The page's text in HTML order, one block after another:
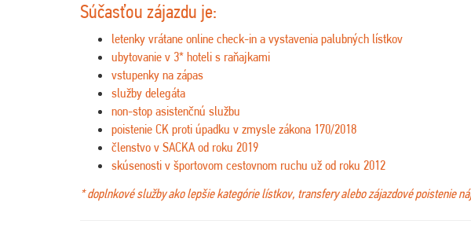
Súčasťou zájazdu je:
letenky vrátane online check-in a vystavenia palubných lístkov
ubytovanie v 3* hoteli s raňajkami
vstupenky na zápas
služby delegáta
non-stop asistenčnú službu
poistenie CK proti úpadku v zmysle zákona 170/2018
členstvo v SACKA od roku 2019
skúsenosti v športovom cestovnom ruchu už od roku 2012
* doplnkové služby ako lepšie kategórie lístkov, transfery alebo zájazdové poistenie